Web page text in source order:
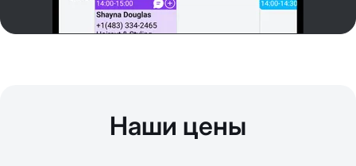
Наши цены